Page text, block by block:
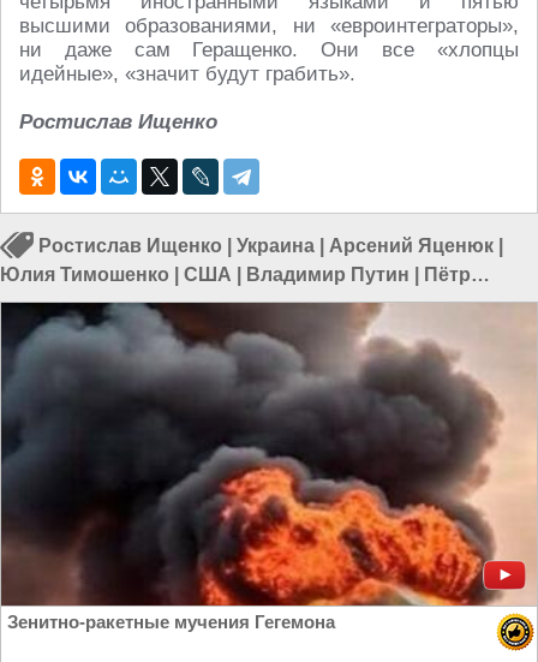
высшими образованиями, ни «евроинтеграторы»,
ни даже сам Геращенко. Они все «хлопцы
идейные», «значит будут грабить».
Ростислав Ищенко
Ростислав Ищенко Украина Арсений Яценюк
Юлия Тимошенко
США Владимир Путин
Пётр
Порошенко|Арсен Аваков
Зенитно-ракетные мучения Гегемона